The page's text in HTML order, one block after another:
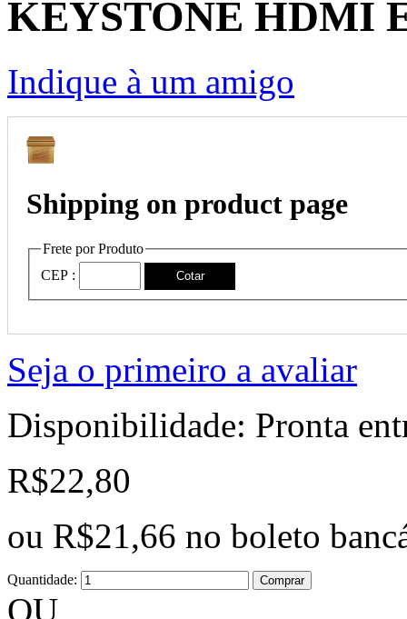
KEYSTONE HDMI
Indique à um amigo
Shipping on product page
Frete por Produto
CEP :
Cotar
Seja o primeiro a avaliar
Disponibilidade: Pronta
R$22,80
ou R$21,66 no boleto
Quantidade: Comprar
OU